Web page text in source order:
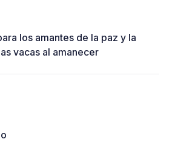
los amantes de la paz y la
vacas al amanecer